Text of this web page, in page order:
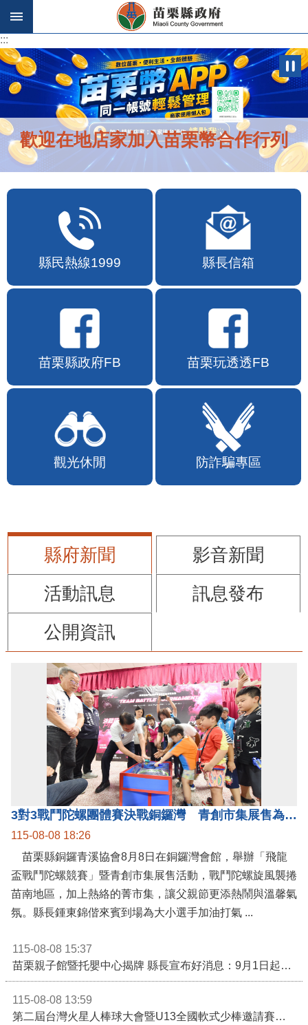
跳到主要內容區塊
:::
:::
歡迎在地店家加入苗栗幣合作行列
縣民熱線1999 縣長信箱
苗栗縣政府FB 苗栗玩透透FB
觀光休閒 防詐騙專區
縣府新聞
影音新聞
活動訊息
訊息發布
公開資訊
3對3戰鬥陀螺團體賽決戰銅鑼灣 青創市集展售為父親節增添繽紛
115-08-08 18:26
苗栗縣銅鑼青溪協會8月8日在銅鑼灣會館，舉辦「飛龍
盃戰鬥陀螺競賽」暨青創市集展售活動，戰鬥陀螺旋風襲捲
苗南地區，加上熱絡的菁市集，讓父親節更添熱鬧與溫馨氣
氛。縣長鍾東錦偕來賓到場為大小選手加油打氣 ...
115-08-08 15:37
苗栗親子館暨托嬰中心揭牌 縣長宣布好消息：9月1日起調降臨時托嬰費用
115-08-08 13:59
第二屆台灣火星人棒球大會暨U13全國軟式少棒邀請賽在苗栗舉辦